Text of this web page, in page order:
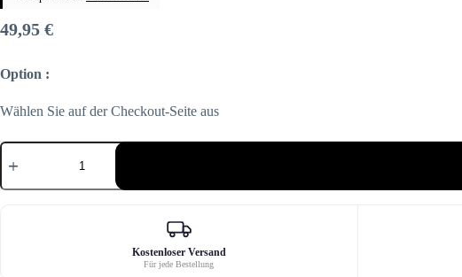
49,95 €
Option :
Wählen Sie auf der Checkout-Seite aus
Magnetisches
Ziel
Kapseln
Kostenloser Versand
Für jede Bestellung